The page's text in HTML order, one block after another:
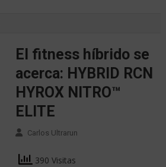
El fitness híbrido se
acerca: HYBRID RCN
HYROX NITRO™
ELITE
Carlos Ultrarun
390 Visitas